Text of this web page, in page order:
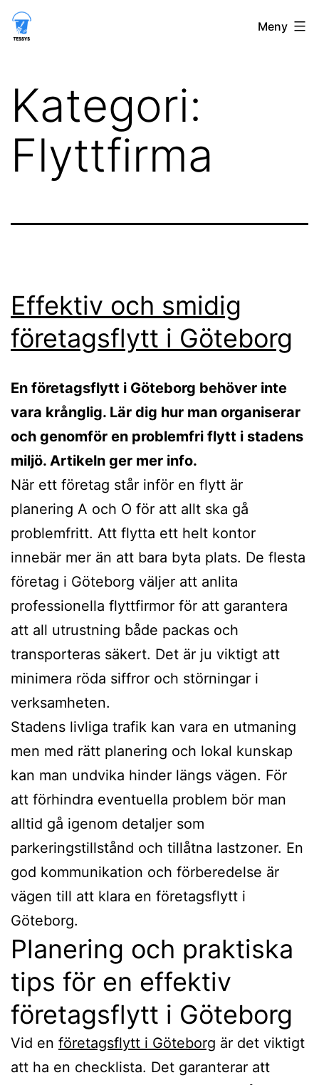
Hoppa
tilltessys.se Meny
Kategori:
Flyttfirma
Effektiv och smidig
företagsflytt i Göteborg
En företagsflytt i Göteborg behöver inte
vara krånglig. Lär dig hur man organiserar
och genomför en problemfri flytt i stadens
miljö. Artikeln ger mer info.
När ett företag står inför en flytt är
planering A och O för att allt ska gå
problemfritt. Att flytta ett helt kontor
innebär mer än att bara byta plats. De flesta
företag i Göteborg väljer att anlita
professionella flyttfirmor för att garantera
att all utrustning både packas och
transporteras säkert. Det är ju viktigt att
minimera röda siffror och störningar i
verksamheten.
Stadens livliga trafik kan vara en utmaning
men med rätt planering och lokal kunskap
kan man undvika hinder längs vägen. För
att förhindra eventuella problem bör man
alltid gå igenom detaljer som
parkeringstillstånd och tillåtna lastzoner. En
god kommunikation och förberedelse är
vägen till att klara en företagsflytt i
Göteborg.
Planering och praktiska
tips för en effektiv
företagsflytt i Göteborg
Vid en företagsflytt i Göteborg är det viktigt
att ha en checklista. Det garanterar att